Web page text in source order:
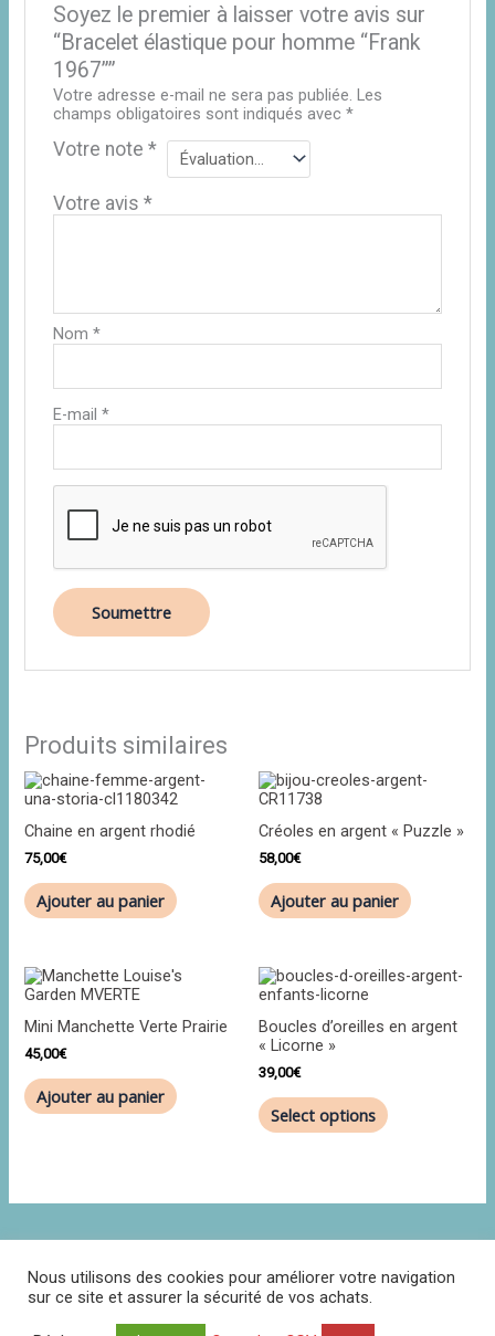
Soyez le premier à laisser votre avis sur
“Bracelet élastique pour homme “Frank
1967””
Votre adresse e-mail ne sera pas publiée. Les
champs obligatoires sont indiqués avec *
Votre note *
Votre avis *
Nom *
E-mail *
Produits similaires
Chaine en argent rhodié
75,00€
Ajouter au panier
Créoles en argent « Puzzle »
58,00€
Ajouter au panier
Mini Manchette Verte Prairie
45,00€
Ajouter au panier
Boucles d’oreilles en argent
« Licorne »
39,00€
Select options
Nous utilisons des cookies pour améliorer votre navigation
sur ce site et assurer la sécurité de vos achats.